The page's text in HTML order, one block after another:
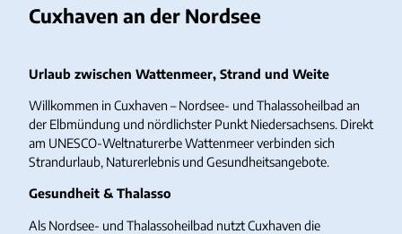
Cuxhaven an der Nordsee
Urlaub zwischen Wattenmeer, Strand und Weite
Willkommen in Cuxhaven – Nordsee- und Thalassoheilbad an
der Elbmündung und nördlichster Punkt Niedersachsens. Direkt
am UNESCO-Weltnaturerbe Wattenmeer verbinden sich
Strandurlaub, Naturerlebnis und Gesundheitsangebote.
Gesundheit & Thalasso
Als Nordsee- und Thalassoheilbad nutzt Cuxhaven die